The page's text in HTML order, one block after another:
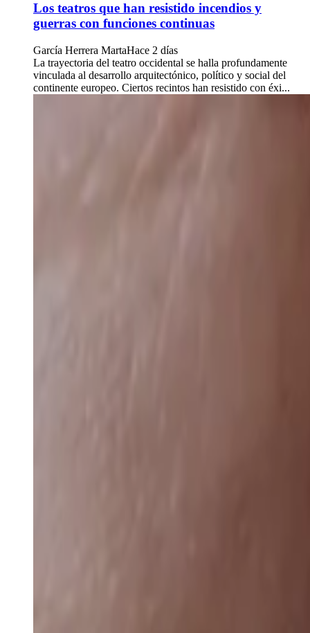
Los teatros que han resistido incendios y
guerras con funciones continuas
García Herrera MartaHace 2 días
La trayectoria del teatro occidental se halla profundamente
vinculada al desarrollo arquitectónico, político y social del
continente europeo. Ciertos recintos han resistido con éxi...